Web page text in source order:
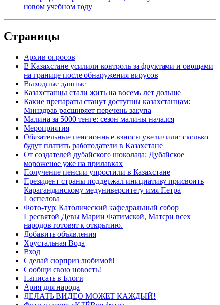
новом учебном году
Страницы
Архив опросов
В Казахстане усилили контроль за фруктами и овощами
на границе после обнаружения вирусов
Выходные данные
Казахстанцы стали жить на восемь лет дольше
Какие препараты станут доступны казахстанцам:
Минздрав расширяет перечень закупа
Малина за 5000 тенге: сезон малины начался
Мероприятия
Обязательные пенсионные взносы увеличили: сколько
будут платить работодатели в Казахстане
От создателей дубайского шоколада: Дубайское
мороженое уже на прилавках
Получение пенсии упростили в Казахстане
Президент страны поддержал инициативу присвоить
Карагандинскому медуниверситету имя Петра
Поспелова
Фото-тур: Католический кафедральный собор
Пресвятой Девы Марии Фатимской, Матери всех
народов готовят к открытию.
Добавить объявления
Хрустальная Вода
Вход
Сделай сюрприз любимой!
Сообщи свою новость!
Написать в Блоги
Ария для народа
ДЕЛАТЬ ВИДЕО МОЖЕТ КАЖДЫЙ!